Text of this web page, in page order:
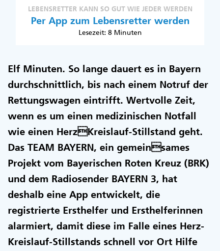
LEBENSRETTER KANN SO GUT WIE JEDER WERDEN
Per App zum Lebensretter werden
Lesezeit: 8 Minuten
Elf Minuten. So lange dauert es in Bayern
durchschnittlich, bis nach einem Notruf der
Rettungswagen eintrifft. Wertvolle Zeit,
wenn es um einen medizinischen Notfall
wie einen HerzKreislauf-Stillstand geht.
Das TEAM BAYERN, ein gemeinsames
Projekt vom Bayerischen Roten Kreuz (BRK)
und dem Radiosender BAYERN 3, hat
deshalb eine App entwickelt, die
registrierte Ersthelfer und Ersthelferinnen
alarmiert, damit diese im Falle eines Herz-
Kreislauf-Stillstands schnell vor Ort Hilfe